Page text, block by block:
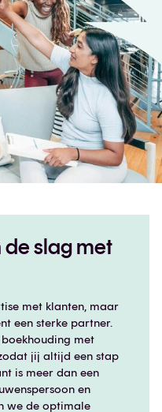
de slag met
met klanten, maar
een sterke partner.
met
jij altijd een stap
is meer dan een
en
we de optimale